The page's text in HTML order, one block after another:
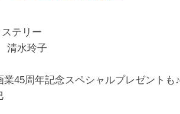
テリー
清水玲子
45周年記念スペシャルプレゼントも♪